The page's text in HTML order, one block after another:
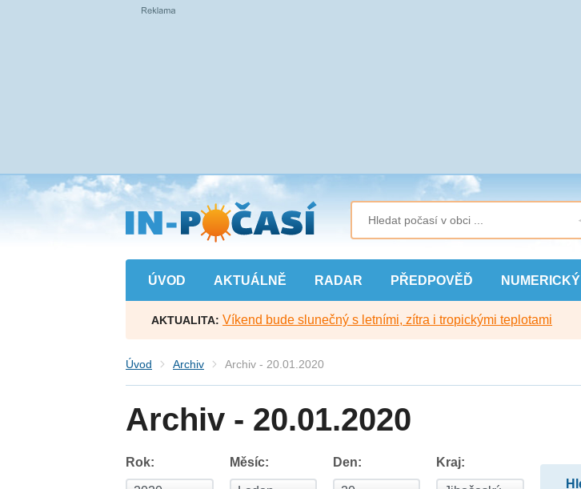
Přejít
na
hlavní
obsah
ÚVOD AKTUÁLNĚ RADAR PŘEDPOVĚĎ NUMERICKÝ
AKTUALITA: Víkend bude slunečný s letními, zítra i tropickými teplotami
Úvod Archiv Archiv - 20.01.2020
Archiv - 20.01.2020
Rok: Měsíc: Den: Kraj: